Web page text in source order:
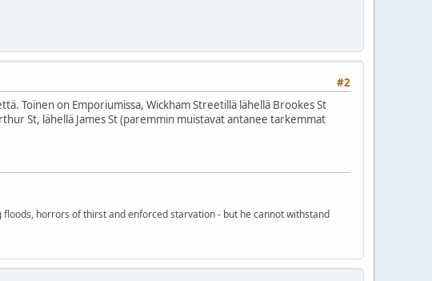
#2
Toinen on Emporiumissa, Wickham Streetillä lähellä Brookes St
St, lähellä James St (paremmin muistavat antanee tarkemmat
horrors of thirst and enforced starvation - but he cannot withstand